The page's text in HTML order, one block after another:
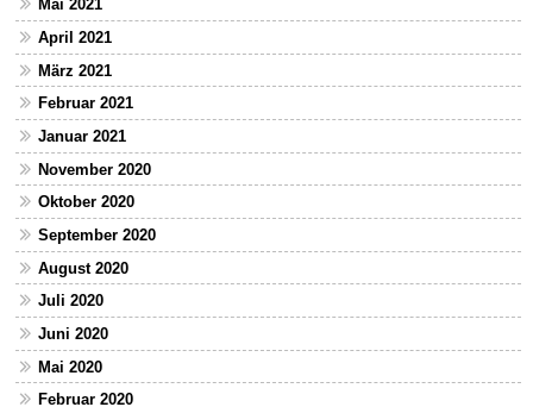
Mai 2021
April 2021
März 2021
Februar 2021
Januar 2021
November 2020
Oktober 2020
September 2020
August 2020
Juli 2020
Juni 2020
Mai 2020
Februar 2020